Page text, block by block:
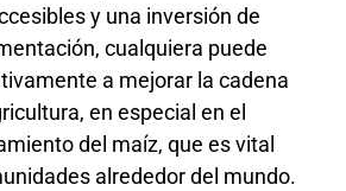
y una inversión de
cualquiera puede
a mejorar la cadena
en especial en el
del maíz, que es vital
alrededor del mundo.